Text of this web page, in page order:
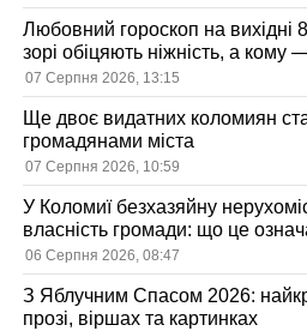
Любовний гороскоп на вихідні
зорі обіцяють ніжність, а
07 Серпня 2026, 13:15
Ще двоє видатних коломиян
громадянами міста
07 Серпня 2026, 10:59
У Коломиї безхазяйну
власність громади: що це
06 Серпня 2026, 08:47
З Яблучним Спасом 2026:
прозі, віршах та картинках